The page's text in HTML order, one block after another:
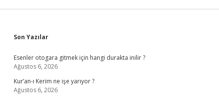
Sidebar
Son Yazılar
Esenler otogara gitmek için hangi durakta inilir ?
Ağustos 6, 2026
Kur’an-ı Kerim ne işe yarıyor ?
Ağustos 6, 2026